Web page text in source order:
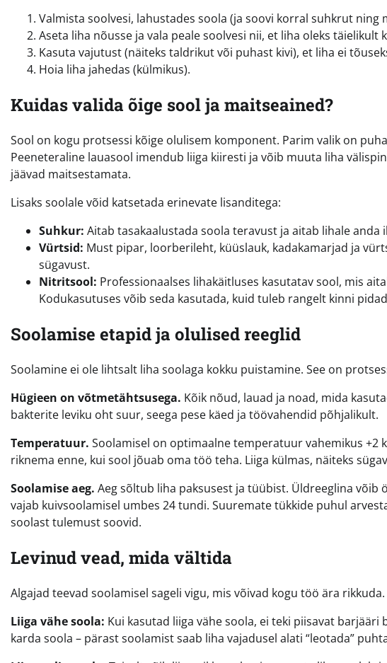
Valmista soolvesi, lahustades soola (ja soovi korral suhkrut ning
Aseta liha nõusse ja vala peale soolvesi nii, et liha oleks täielikult
Kasuta vajutust (näiteks taldrikut või puhast kivi), et liha ei
Hoia liha jahedas (külmikus).
Kuidas valida õige sool ja maitseained?
Sool on kogu protsessi kõige olulisem komponent. Parim valik on
Peeneteraline lauasool imendub liiga kiiresti ja võib muuta liha
jäävad maitsestamata.
Lisaks soolale võid katsetada erinevate lisanditega:
Suhkur: Aitab tasakaalustada soola teravust ja aitab lihale
Vürtsid: Must pipar, loorberileht, küüslauk, kadakamarjad ja
sügavust.
Nitritsool: Professionaalses lihakäitluses kasutatav sool, mis
Kodukasutuses võib seda kasutada, kuid tuleb rangelt kinni
Soolamise etapid ja olulised reeglid
Soolamine ei ole lihtsalt liha soolaga kokku puistamine. See on
Hügieen on võtmetähtsusega. Kõik nõud, lauad ja noad, mida
bakterite leviku oht suur, seega pese käed ja töövahendid põhjalikult.
Temperatuur. Soolamisel on optimaalne temperatuur vahemikus +2
riknema enne, kui sool jõuab oma töö teha. Liiga külmas, näiteks
Soolamise aeg. Aeg sõltub liha paksusest ja tüübist. Üldreeglina võib
vajab kuivsoolamisel umbes 24 tundi. Suuremate tükkide puhul
soolast tulemust soovid.
Levinud vead, mida vältida
Algajad teevad soolamisel sageli vigu, mis võivad kogu töö ära
Liiga vähe soola: Kui kasutad liiga vähe soola, ei teki piisavat
karda soola – pärast soolamist saab liha vajadusel alati “leotada”